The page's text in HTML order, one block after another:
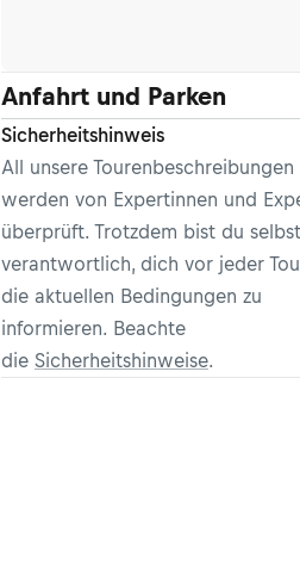
Anfahrt und Parken
Sicherheitshinweis
All unsere Tourenbeschreibungen
werden von Expertinnen und
überprüft. Trotzdem bist du
verantwortlich, dich vor jeder
die aktuellen Bedingungen zu
informieren. Beachte
die Sicherheitshinweise.